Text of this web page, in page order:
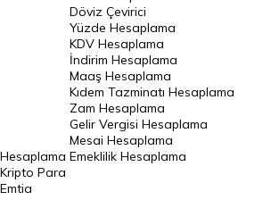
İsveç Kronu Kuru
Japon Yeni Kuru
Serbest Piyasa Döviz Kurları
Merkez Bankası Döviz Kurları
Altın Fiyatları
Gram Altın Fiyatı
Hesaplama
Döviz Çevirici
Yüzde Hesaplama
KDV Hesaplama
İndirim Hesaplama
Maaş Hesaplama
Kıdem Tazminatı Hesaplama
Zam Hesaplama
Gelir Vergisi Hesaplama
Mesai Hesaplama
Emeklilik Hesaplama
Kripto Para
Emtia